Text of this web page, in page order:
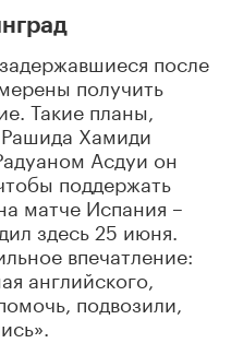
после
получить
Такие планы,
Хамиди
Асдуи он
поддержать
матче Испания –
здесь 25 июня.
впечатление:
английского,
подвозили,